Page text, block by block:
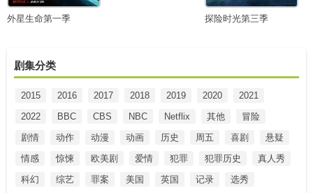
外星生命第一季 探险时光第三季
剧集分类
2015 2016 2017 2018 2019 2020
2021
2022
BBC CBS NBC Netflix 其他
冒险
剧情
动作 动漫 动画 历史 周五 喜剧
悬疑
情感
惊悚 欧美剧 爱情 犯罪 犯罪历史
真人秀
科幻
综艺 罪案 美国 英国 记录
选秀